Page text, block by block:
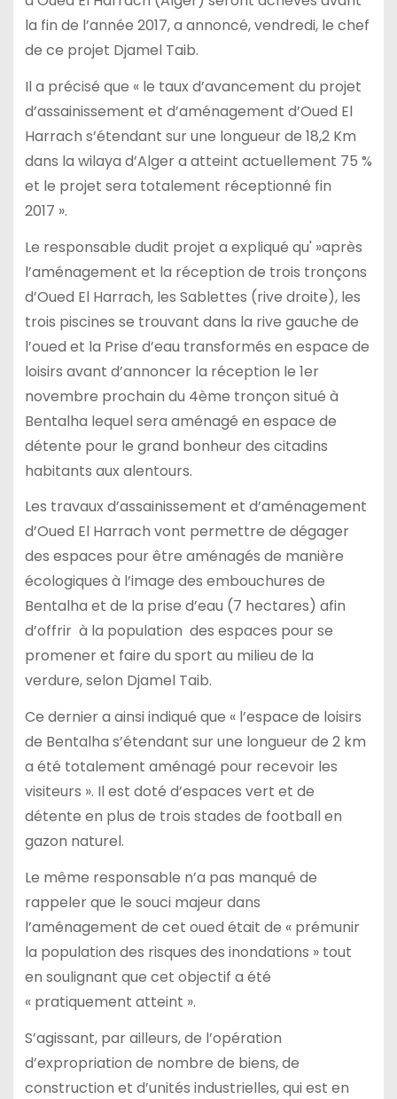
la fin de l’année 2017, a annoncé, vendredi, le chef
de ce projet Djamel Taib.
Il a précisé que « le taux d’avancement du projet
d’assainissement et d’aménagement d’Oued El
Harrach s’étendant sur une longueur de 18,2 Km
dans la wilaya d’Alger a atteint actuellement 75 %
et le projet sera totalement réceptionné fin
2017 ».
Le responsable dudit projet a expliqué qu' »après
l’aménagement et la réception de trois tronçons
d’Oued El Harrach, les Sablettes (rive droite), les
trois piscines se trouvant dans la rive gauche de
l’oued et la Prise d’eau transformés en espace de
loisirs avant d’annoncer la réception le 1er
novembre prochain du 4ème tronçon situé à
Bentalha lequel sera aménagé en espace de
détente pour le grand bonheur des citadins
habitants aux alentours.
Les travaux d’assainissement et d’aménagement
d’Oued El Harrach vont permettre de dégager
des espaces pour être aménagés de manière
écologiques à l’image des embouchures de
Bentalha et de la prise d’eau (7 hectares) afin
d’offrir à la population des espaces pour se
promener et faire du sport au milieu de la
verdure, selon Djamel Taib.
Ce dernier a ainsi indiqué que « l’espace de loisirs
de Bentalha s’étendant sur une longueur de 2 km
a été totalement aménagé pour recevoir les
visiteurs ». Il est doté d’espaces vert et de
détente en plus de trois stades de football en
gazon naturel.
Le même responsable n’a pas manqué de
rappeler que le souci majeur dans
l’aménagement de cet oued était de « prémunir
la population des risques des inondations » tout
en soulignant que cet objectif a été
« pratiquement atteint ».
S’agissant, par ailleurs, de l’opération
d’expropriation de nombre de biens, de
construction et d’unités industrielles, qui est en